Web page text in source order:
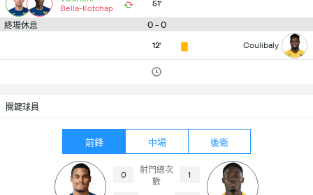
Bella-Kotchap
51'
終場休息 0 - 0
12' Coulibaly
關鍵球員
前鋒 中場 後衛
0
射門總次
數
1